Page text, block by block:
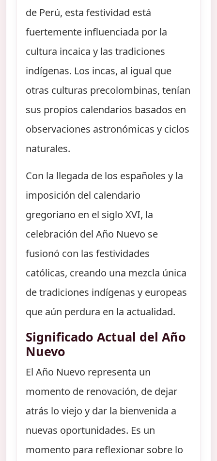
de Perú, esta festividad está
fuertemente influenciada por la
cultura incaica y las tradiciones
indígenas. Los incas, al igual que
otras culturas precolombinas, tenían
sus propios calendarios basados en
observaciones astronómicas y ciclos
naturales.
Con la llegada de los españoles y la
imposición del calendario
gregoriano en el siglo XVI, la
celebración del Año Nuevo se
fusionó con las festividades
católicas, creando una mezcla única
de tradiciones indígenas y europeas
que aún perdura en la actualidad.
Significado Actual del Año
Nuevo
El Año Nuevo representa un
momento de renovación, de dejar
atrás lo viejo y dar la bienvenida a
nuevas oportunidades. Es un
momento para reflexionar sobre lo